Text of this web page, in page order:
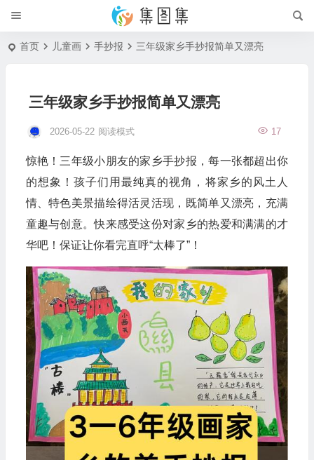
首页 儿童画 手抄报 三年级家乡手抄报简单又漂亮
三年级家乡手抄报简单又漂亮
2026-05-22 17
阅读模式
惊艳！三年级小朋友的家乡手抄报，每一张都超出你
的想象！孩子们用最纯真的视角，将家乡的风土人
情、特色美景描绘得活灵活现，既简单又漂亮，充满
童趣与创意。快来感受这份对家乡的热爱和满满的才
华吧！保证让你看完直呼“太棒了”！